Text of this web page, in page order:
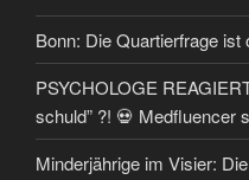
Bonn: Die Quartierfrage ist
PSYCHOLOGE
schuld” ?! 💀 Medfluencer
Minderjährige im Visier: